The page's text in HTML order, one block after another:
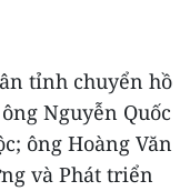
tỉnh chuyển hồ
Nguyễn Quốc
ông Hoàng Văn
và Phát triển